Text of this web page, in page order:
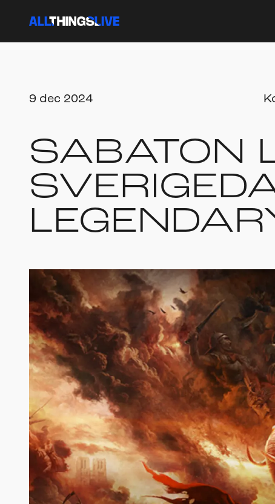
9 dec 2024
SABATON